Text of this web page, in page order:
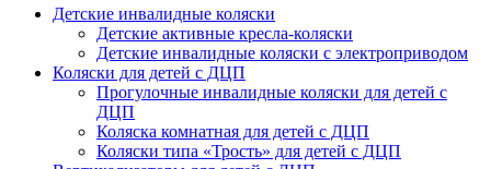
Детские инвалидные коляски
Детские активные кресла-коляски
Детские инвалидные коляски с электроприводом
Коляски для детей с ДЦП
Прогулочные инвалидные коляски для детей с
ДЦП
Коляска комнатная для детей с ДЦП
Коляски типа «Трость» для детей с ДЦП